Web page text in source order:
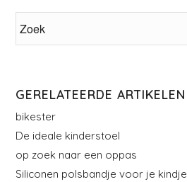
GERELATEERDE ARTIKELEN
bikester
De ideale kinderstoel
op zoek naar een oppas
Siliconen polsbandje voor je kindje